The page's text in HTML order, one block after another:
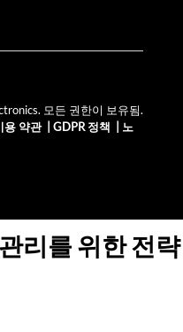
모든 권한이 보유됨.
용 약관| GDPR 정책
노
리를 위한 전략